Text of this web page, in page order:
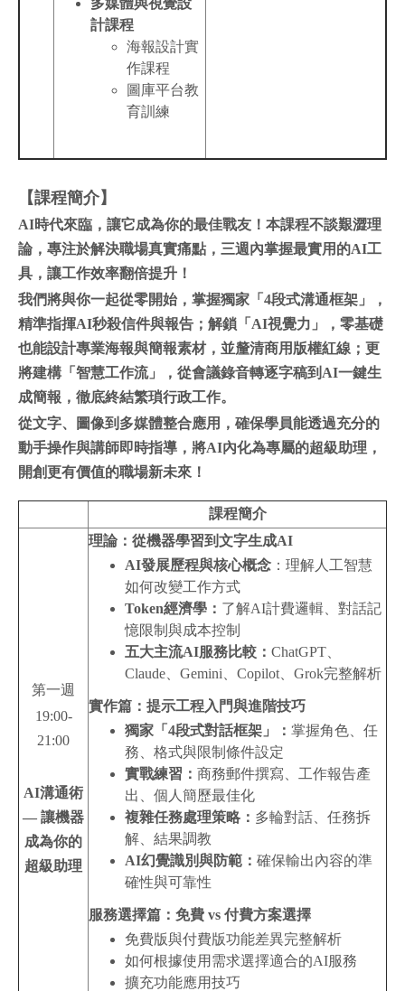
計課程
海報設計實
作課程
圖庫平台教
育訓練
【課程簡介】
AI時代來臨，讓它成為你的最佳戰友！本課程不談艱澀理
論，專注於解決職場真實痛點，三週內掌握最實用的AI工
具，讓工作效率翻倍提升！
我們將與你一起從零開始，掌握獨家「4段式溝通框架」，
精準指揮AI秒殺信件與報告；解鎖「AI視覺力」，零基礎
也能設計專業海報與簡報素材，並釐清商用版權紅線；更
將建構「智慧工作流」，從會議錄音轉逐字稿到AI一鍵生
成簡報，徹底終結繁瑣行政工作。
從文字、圖像到多媒體整合應用， 確保學員能透過充分的
動手操作與講師即時指導，將AI內化為專屬的超級助理，
開創更有價值的職場新未來！
課程簡介
第一週
19:00-
21:00
AI溝通術
— 讓機器
成為你的
超級助理
理論：從機器學習到文字生成AI
AI發展歷程與核心概念 ：理解人工智慧
如何改變工作方式
Token經濟學： 了解AI計費邏輯、對話記
憶限制與成本控制
五大主流AI服務比較： ChatGPT、
Claude、Gemini、Copilot、Grok完整解析
實作篇：提示工程入門與進階技巧
獨家「4段式對話框架」： 掌握角色、任
務、格式與限制條件設定
實戰練習： 商務郵件撰寫、工作報告產
出、個人簡歷最佳化
複雜任務處理策略： 多輪對話、任務拆
解、結果調教
AI幻覺識別與防範： 確保輸出內容的準
確性與可靠性
服務選擇篇：免費 vs 付費方案選擇
免費版與付費版功能差異完整解析
如何根據使用需求選擇適合的AI服務
擴充功能應用技巧